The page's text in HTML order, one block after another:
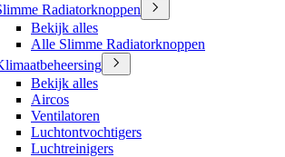
Radiatorknoppen
Bekijk alles
Alle Slimme Radiatorknoppen
Bekijk alles
Aircos
Ventilatoren
Luchtontvochtigers
Luchtreinigers